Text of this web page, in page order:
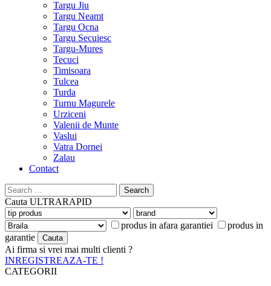
Targu Jiu
Targu Neamt
Targu Ocna
Targu Secuiesc
Targu-Mures
Tecuci
Timisoara
Tulcea
Turda
Turnu Magurele
Urziceni
Valenii de Munte
Vaslui
Vatra Dornei
Zalau
Contact
Search
for:
Cauta ULTRARAPID
produs in afara garantiei
produs in
garantie
Ai firma si vrei mai multi clienti ?
INREGISTREAZA-TE !
CATEGORII